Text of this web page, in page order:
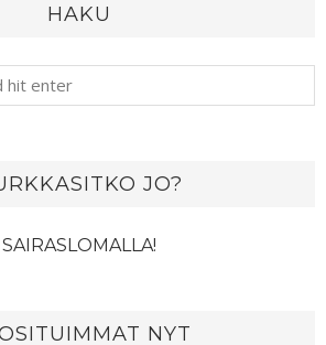
HAKU
JO?
SAIRASLOMALLA!
NYT